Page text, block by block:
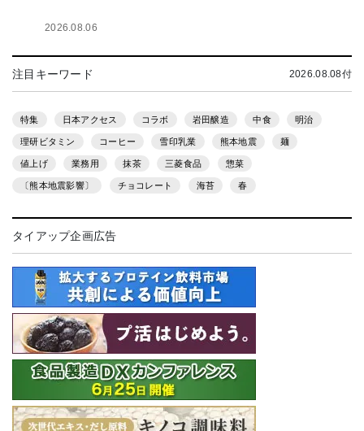
2026.08.06
注目キーワード 2026.08.08付
特集 日本アクセス コラボ 岩田醸造 中食 明治
理研ビタミン コーヒー 雪印乳業 熊本地震 麺
値上げ 業務用 抹茶 三菱食品 惣菜
〔熊本地震影響〕 チョコレート 海苔 春
タイアップ企画広告